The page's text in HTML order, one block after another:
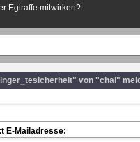
Egiraffe mitwirken?
von "chal"
E-Mailadresse: